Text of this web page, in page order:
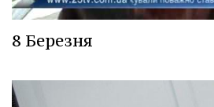
8 Березня